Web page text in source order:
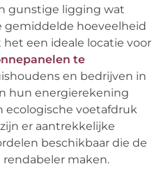
gunstige ligging wat
gemiddelde hoeveelheid
een ideale locatie voor
te
en bedrijven in
hun energierekening
ecologische voetafdruk
er aantrekkelijke
beschikbaar die de
maken.